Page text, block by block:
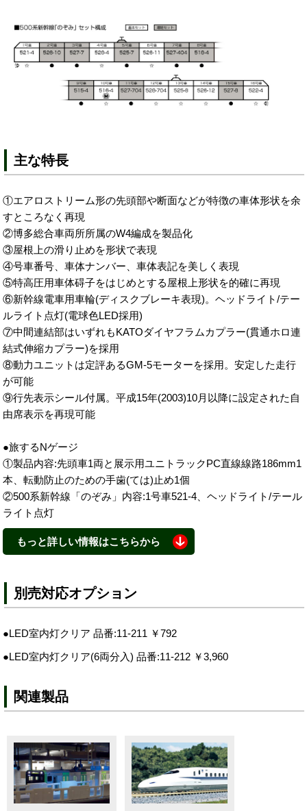
主な特長
①エアロストリーム形の先頭部や断面などが特徴の車体形状を余
すところなく再現
②博多総合車両所所属のW4編成を製品化
③屋根上の滑り止めを形状で表現
④号車番号、車体ナンバー、車体表記を美しく表現
⑤特高圧用車体碍子をはじめとする屋根上形状を的確に再現
⑥新幹線電車用車輪(ディスクブレーキ表現)。ヘッドライト/テー
ルライト点灯(電球色LED採用)
⑦中間連結部はいずれもKATOダイヤフラムカプラー(貫通ホロ連
結式伸縮カプラー)を採用
⑧動力ユニットは定評あるGM-5モーターを採用。安定した走行
が可能
⑨行先表示シール付属。平成15年(2003)10月以降に設定された自
由席表示を再現可能
●旅するNゲージ
①製品内容:先頭車1両と展示用ユニトラックPC直線線路186mm1
本、転動防止のための手歯(ては)止め1個
②500系新幹線「のぞみ」内容:1号車521-4、ヘッドライト/テール
ライト点灯
もっと詳しい情報はこちらから
別売対応オプション
●LED室内灯クリア 品番:11-211 ￥792
●LED室内灯クリア(6両分入) 品番:11-212 ￥3,960
関連製品